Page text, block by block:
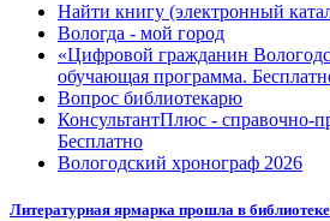
Найти книгу (электронный
Вологда - мой город
«Цифровой гражданин
обучающая программа.
Вопрос библиотекарю
КонсультантПлюс - справочно-
Бесплатно
Вологодский хронограф 2026
Литературная ярмарка прошла в